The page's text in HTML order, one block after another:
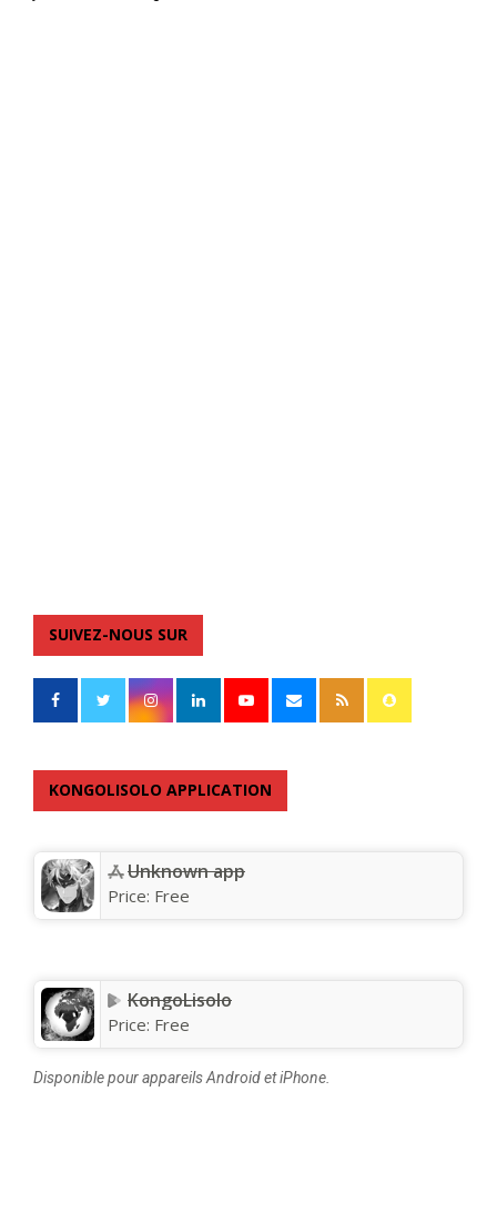
SUIVEZ-NOUS SUR
KONGOLISOLO APPLICATION
Unknown app
Price: Free
KongoLisolo
Price: Free
Disponible pour appareils Android et iPhone.